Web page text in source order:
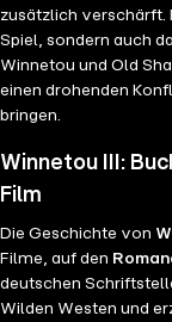
zusätzlich verschärft.
Spiel, sondern auch
Winnetou und Old
einen drohenden
bringen.
Winnetou III:
Film
Die Geschichte von
Filme, auf den
deutschen
Wilden Westen und